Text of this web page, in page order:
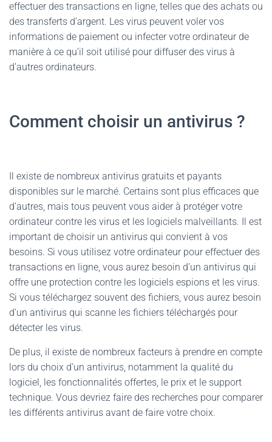
effectuer des transactions en ligne, telles que des achats ou
des transferts d’argent. Les virus peuvent voler vos
informations de paiement ou infecter votre ordinateur de
manière à ce qu’il soit utilisé pour diffuser des virus à
d’autres ordinateurs.
Comment choisir un antivirus ?
Il existe de nombreux antivirus gratuits et payants
disponibles sur le marché. Certains sont plus efficaces que
d’autres, mais tous peuvent vous aider à protéger votre
ordinateur contre les virus et les logiciels malveillants. Il est
important de choisir un antivirus qui convient à vos
besoins. Si vous utilisez votre ordinateur pour effectuer des
transactions en ligne, vous aurez besoin d’un antivirus qui
offre une protection contre les logiciels espions et les virus.
Si vous téléchargez souvent des fichiers, vous aurez besoin
d’un antivirus qui scanne les fichiers téléchargés pour
détecter les virus.
De plus, il existe de nombreux facteurs à prendre en compte
lors du choix d’un antivirus, notamment la qualité du
logiciel, les fonctionnalités offertes, le prix et le support
technique. Vous devriez faire des recherches pour comparer
les différents antivirus avant de faire votre choix.